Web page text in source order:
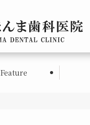
Feature